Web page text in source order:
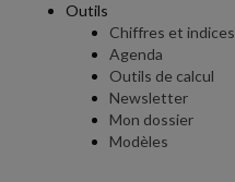
Outils
Chiffres et indices
Agenda
Outils de calcul
Newsletter
Mon dossier
Modèles